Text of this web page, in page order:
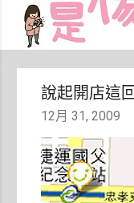
說起開店這
12月 31, 2009